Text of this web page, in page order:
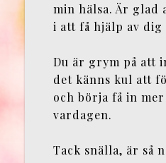
min hälsa. Är glad
i att få hjälp av dig
Du är grym på att
det känns kul att
och börja få in
vardagen.
Tack snälla, är så